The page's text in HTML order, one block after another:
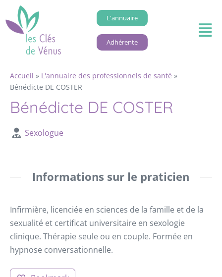
L'annuaire
Adhérente
Accueil » L'annuaire des professionnels de santé »
Bénédicte DE COSTER
Bénédicte DE COSTER
Sexologue
Informations sur le praticien
Infirmière, licenciée en sciences de la famille et de la
sexualité et certificat universitaire en sexologie
clinique. Thérapie seule ou en couple. Formée en
hypnose conversationnelle.